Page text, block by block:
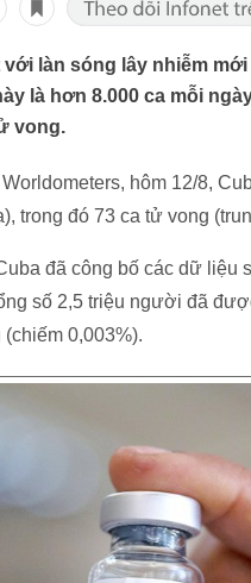
làn sóng lây nhiễm
là hơn 8.000 ca mỗi
vong.
hôm 12/8,
trong đó 73 ca tử vong
đã công bố các dữ
số 2,5 triệu người đã
0,003%).